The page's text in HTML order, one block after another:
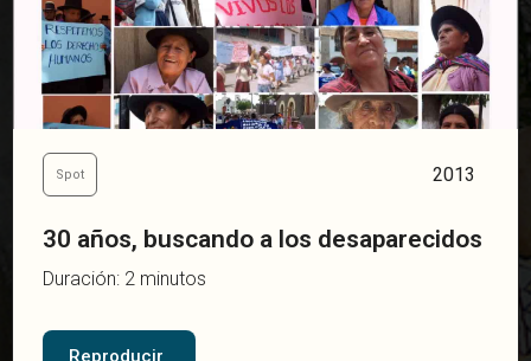
Spot 2013
30 años, buscando a los desaparecidos
Duración: 2 minutos
Reproducir